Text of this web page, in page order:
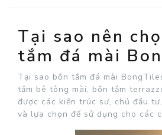
Tại sao nên
tắm đá mài
Tại sao bồn tắm đá mài
tắm bê tông mài, bồn tắm
được các kiến trúc sư, chủ đầu
và lựa chọn để sử dụng cho các